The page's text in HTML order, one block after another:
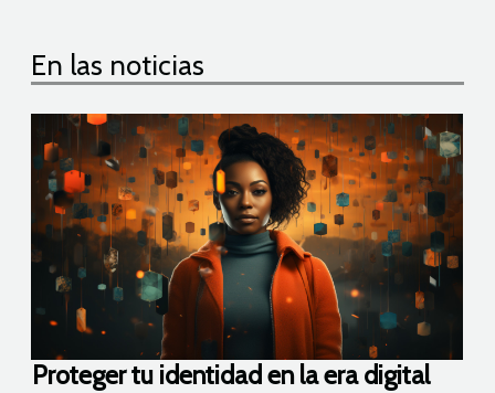
En las noticias
Proteger tu identidad en la era digital